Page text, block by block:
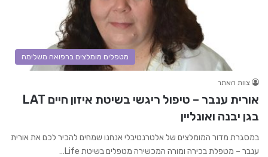
מטפלים מומלצים ברפואה משלימה
צוות האתר
אורית ענבר – טיפול ריגשי בשיטת איזון חיים LAT
בגן יבנה ואונליין
במסגרת מדור המומלצים של אלטרנטיבלי אנחנו שמחים להכיר לכם את אורית
ענבר – מטפלת בכירה ומורה המכשירה מטפלים בשיטת Life…